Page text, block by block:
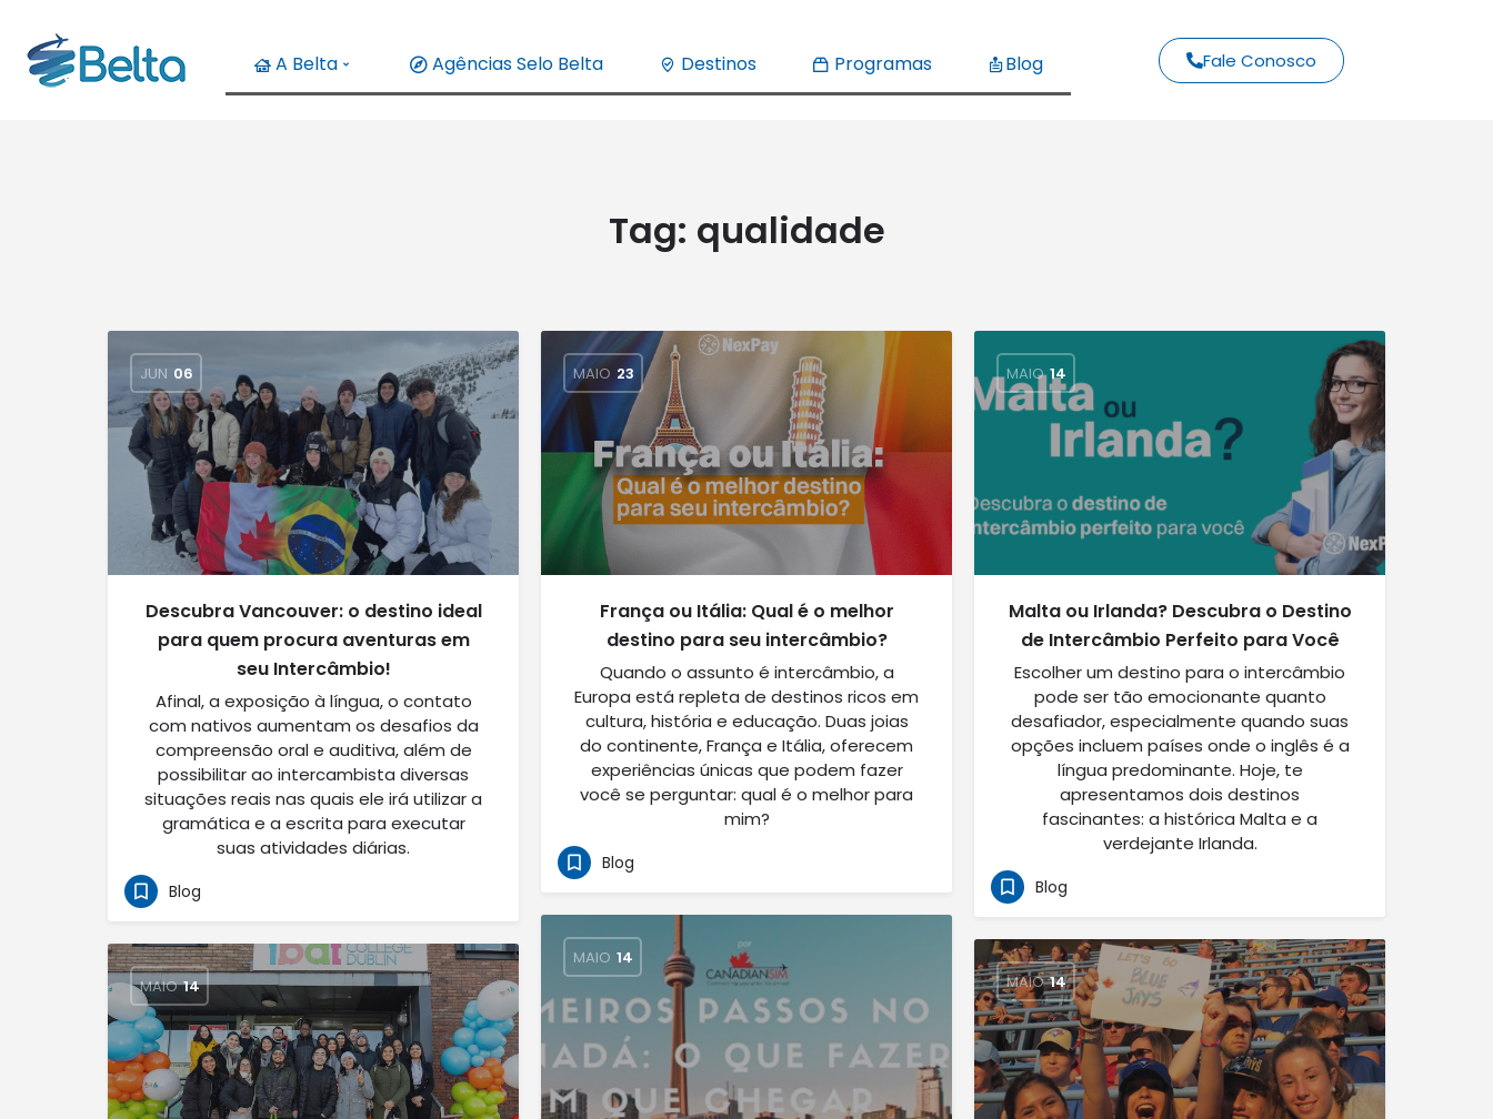
A Belta Agências Selo Belta Destinos Programas Blog Fale Conosco
Tag: qualidade
JUN 06
Descubra Vancouver: o destino ideal
para quem procura aventuras em
seu Intercâmbio!
Afinal, a exposição à língua, o contato
com nativos aumentam os desafios da
compreensão oral e auditiva, além de
possibilitar ao intercambista diversas
situações reais nas quais ele irá utilizar a
gramática e a escrita para executar
suas atividades diárias.
Blog
MAIO 23
França ou Itália: Qual é o melhor
destino para seu intercâmbio?
Quando o assunto é intercâmbio, a
Europa está repleta de destinos ricos em
cultura, história e educação. Duas joias
do continente, França e Itália, oferecem
experiências únicas que podem fazer
você se perguntar: qual é o melhor para
mim?
Blog
MAIO 14
Malta ou Irlanda? Descubra o Destino
de Intercâmbio Perfeito para Você
Escolher um destino para o intercâmbio
pode ser tão emocionante quanto
desafiador, especialmente quando suas
opções incluem países onde o inglês é a
língua predominante. Hoje, te
apresentamos dois destinos
fascinantes: a histórica Malta e a
verdejante Irlanda.
Blog
MAIO 14
MAIO 14
MAIO 14